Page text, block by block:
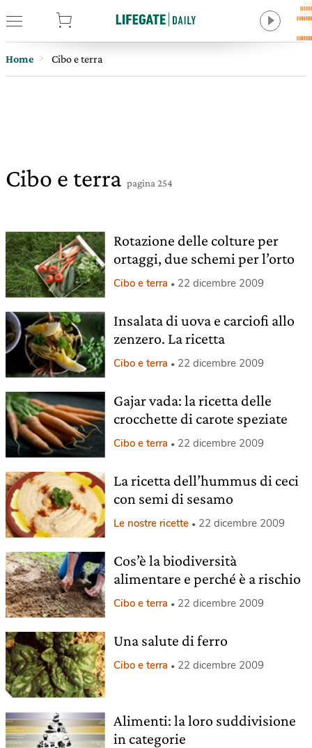
Home Cibo e terra
Cibo e terra pagina 254
Rotazione delle colture per
ortaggi, due schemi per l’orto
Cibo e terra 22 dicembre 2009
Insalata di uova e carciofi allo
zenzero. La ricetta
Cibo e terra 22 dicembre 2009
Gajar vada: la ricetta delle
crocchette di carote speziate
Cibo e terra 22 dicembre 2009
La ricetta dell’hummus di ceci
con semi di sesamo
Le nostre ricette 22 dicembre 2009
Cos’è la biodiversità
alimentare e perché è a rischio
Cibo e terra 22 dicembre 2009
Una salute di ferro
Cibo e terra 22 dicembre 2009
Alimenti: la loro suddivisione
in categorie